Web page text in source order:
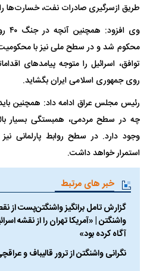
طریق ازسرگیری صادرات نفت، خسارت‌ها
محکوم شد و در سطح ملی نیز با محکومیت
توافق، اسرائیل را متوجه پیامد‌های
روی جمهوری اسلامی ایران بگشاید.
رئیس مجلس عراق ادامه داد: همچنین
چه در سطح مردمی، همبستگی بسیار
وجود دارد. در سطح روابط پارلمانی
استمرار خواهد داشت.
خبر های مرتبط
گزارش تامل برانگیز واشنگتن‌پست از
واشنگتن | «آمریکا تهران را از نقشه
آگاه کرده بود»
نگرانی واشنگتن از ترور قالیباف و